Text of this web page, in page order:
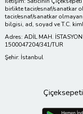
birlikte tacir/esnaf/sanatkar
tacir/esnaf/sanatkar
bilgisi, ad, soyad ve T.C.
Adres: ADİL MAH.
1500047204/341/TUR
Şehir: İstanbul